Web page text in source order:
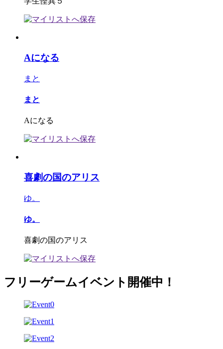
Aになる
まと
まと
Aになる
喜劇の国のアリス
ゆ。
ゆ。
喜劇の国のアリス
フリーゲームイベント開催中！